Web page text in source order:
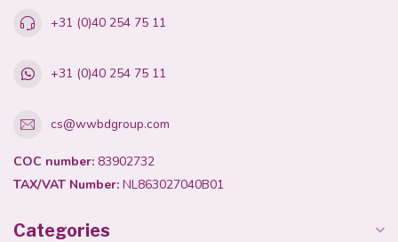
+31 (0)40 254 75 11
+31 (0)40 254 75 11
cs@wwbdgroup.com
COC number: 83902732
TAX/VAT Number: NL863027040B01
Categories